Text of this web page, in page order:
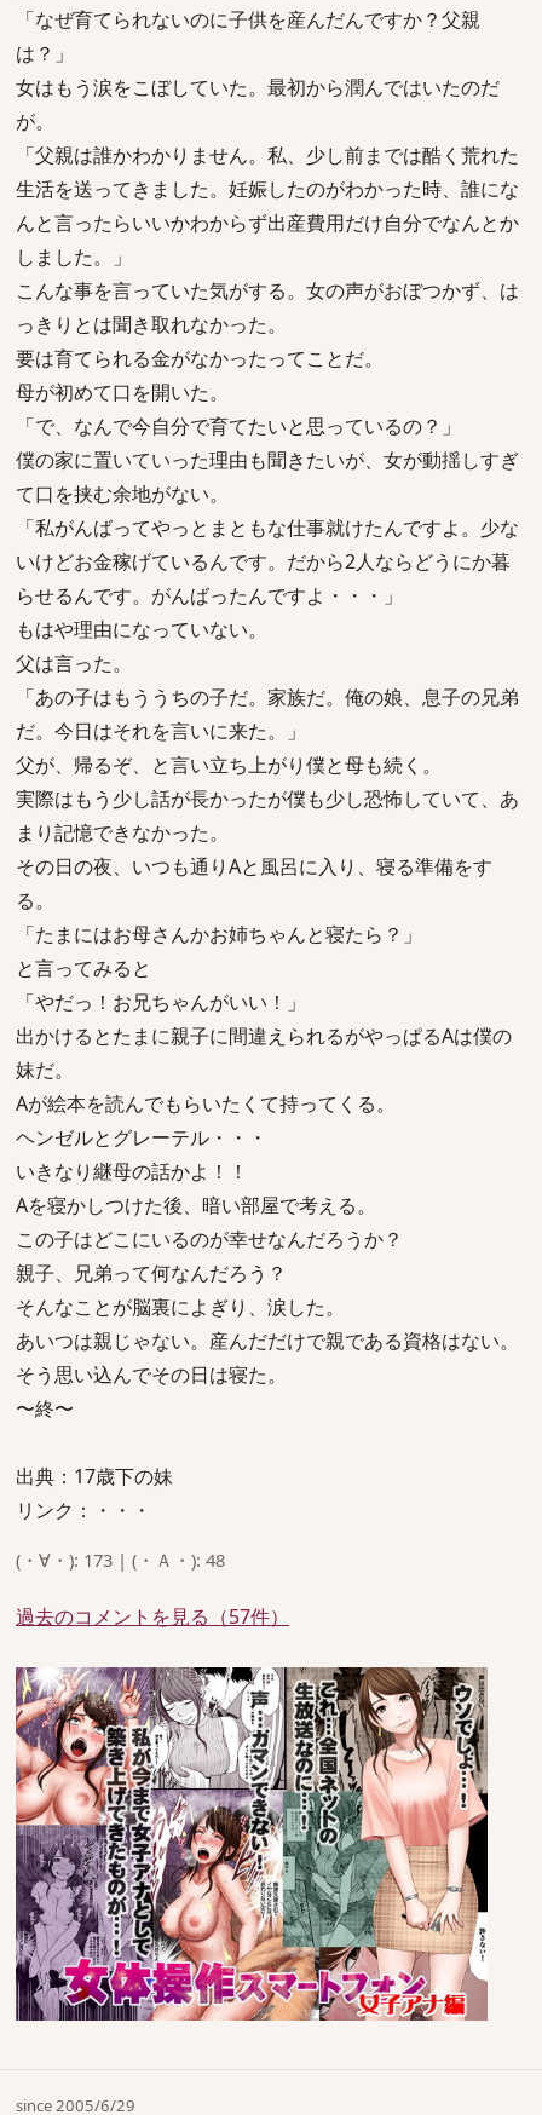
「なぜ育てられないのに子供を産んだんですか？父親
は？」
女はもう涙をこぼしていた。最初から潤んではいたのだ
が。
「父親は誰かわかりません。私、少し前までは酷く荒れた
生活を送ってきました。妊娠したのがわかった時、誰にな
んと言ったらいいかわからず出産費用だけ自分でなんとか
しました。」
こんな事を言っていた気がする。女の声がおぼつかず、は
っきりとは聞き取れなかった。
要は育てられる金がなかったってことだ。
母が初めて口を開いた。
「で、なんで今自分で育てたいと思っているの？」
僕の家に置いていった理由も聞きたいが、女が動揺しすぎ
て口を挟む余地がない。
「私がんばってやっとまともな仕事就けたんですよ。少な
いけどお金稼げているんです。だから2人ならどうにか暮
らせるんです。がんばったんですよ・・・」
もはや理由になっていない。
父は言った。
「あの子はもううちの子だ。家族だ。俺の娘、息子の兄弟
だ。今日はそれを言いに来た。」
父が、帰るぞ、と言い立ち上がり僕と母も続く。
実際はもう少し話が長かったが僕も少し恐怖していて、あ
まり記憶できなかった。
その日の夜、いつも通りAと風呂に入り、寝る準備をす
る。
「たまにはお母さんかお姉ちゃんと寝たら？」
と言ってみると
「やだっ！お兄ちゃんがいい！」
出かけるとたまに親子に間違えられるがやっぱるAは僕の
妹だ。
Aが絵本を読んでもらいたくて持ってくる。
ヘンゼルとグレーテル・・・
いきなり継母の話かよ！！
Aを寝かしつけた後、暗い部屋で考える。
この子はどこにいるのが幸せなんだろうか？
親子、兄弟って何なんだろう？
そんなことが脳裏によぎり、涙した。
あいつは親じゃない。産んだだけで親である資格はない。
そう思い込んでその日は寝た。
〜終〜
出典：17歳下の妹
リンク：・・・
(・∀・): 173 | (・Ａ・): 48
過去のコメントを見る（57件）
since 2005/6/29